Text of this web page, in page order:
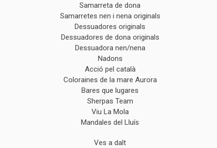
Samarreta de dona
Samarretes nen i nena originals
Dessuadores originals
Dessuadores de dona originals
Dessuadora nen/nena
Nadons
Acció pel català
Coloraines de la mare Aurora
Bares que lugares
Sherpas Team
Viu La Mola
Mandales del Lluís
Ves a dalt